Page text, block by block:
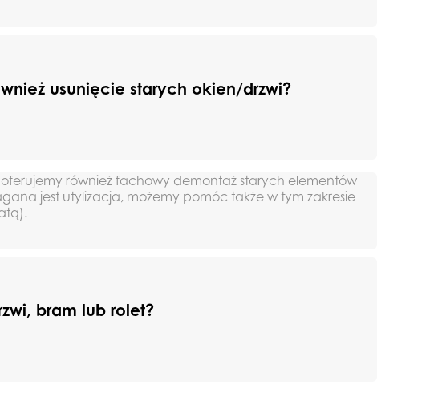
usunięcie starych okien/drzwi?
oferujemy również fachowy demontaż starych elementów
jest utylizacja, możemy pomóc także w tym zakresie
bram lub rolet?